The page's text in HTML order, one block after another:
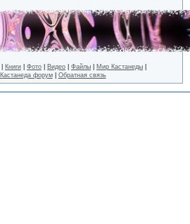
Книги Фото Видео Файлы Мир Кастанеды
Кастанеда форум| Обратная связь